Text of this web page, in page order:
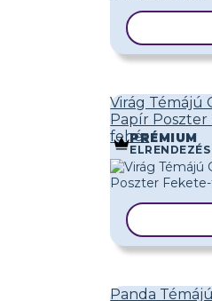
Virág Témájú
Papír Poszter
fehérPRÉMIUM
ELRENDEZÉS
Panda